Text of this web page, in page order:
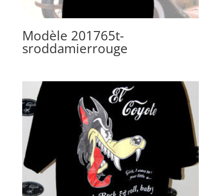
Modèle 201765t-
sroddamierrouge